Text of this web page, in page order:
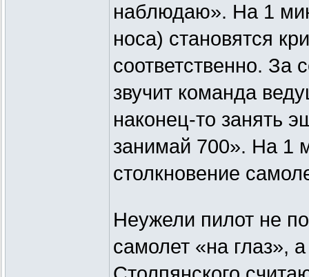
наблюдаю». На 1
носа) становятся
соответственно. За
звучит команда
наконец-то занять
занимай 700». На 1
столкновение
Неужели пилот не
самолет «на глаз»,